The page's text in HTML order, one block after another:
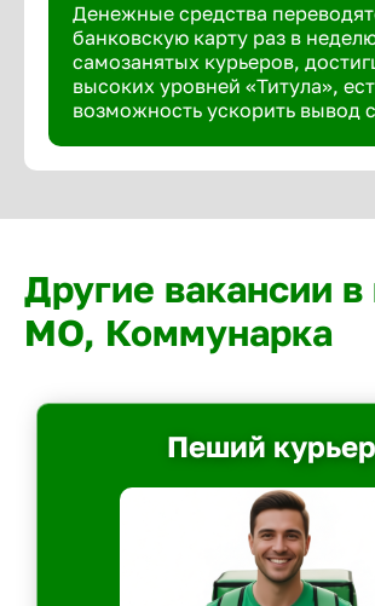
Денежные средства
банковскую карту раз в
самозанятых курьеров,
высоких уровней «Титула»,
возможность ускорить вывод
Другие вакансии в
МО, Коммунарка
Пеший курьер